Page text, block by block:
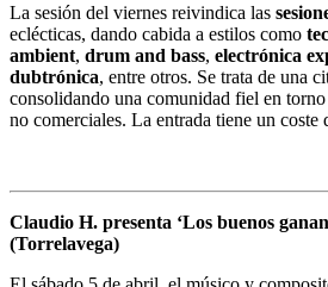
La sesión del viernes reivindica las
eclécticas, dando cabida a estilos como
ambient, drum and bass, electrónica
dubtrónica, entre otros. Se trata de una
consolidando una comunidad fiel en
no comerciales. La entrada tiene un coste
Claudio H. presenta ‘Los buenos
(Torrelavega)